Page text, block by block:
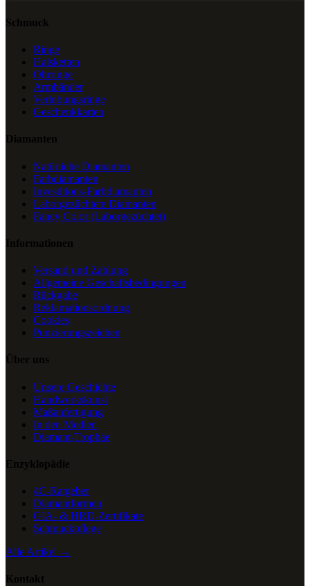
Schmuck
Ringe
Halsketten
Ohrringe
Armbänder
Verlobungsringe
Geschenkkarten
Diamanten
Natürliche Diamanten
Farbdiamanten
Investitions-Farbdiamanten
Laborgezüchtete Diamanten
Fancy Color (Laborgezüchtet)
Informationen
Versand und Zahlung
Allgemeine Geschäftsbedingungen
Rückgabe
Reklamationsordnung
Cookies
Punzierungszeichen
Über uns
Unsere Geschichte
Handwerkskunst
Maßanfertigung
In den Medien
Diamant-Trophäe
Enzyklopädie
4C-Ratgeber
Diamantformen
GIA- & HRD-Zertifikate
Schmuckpflege
Alle Artikel →
Kontakt